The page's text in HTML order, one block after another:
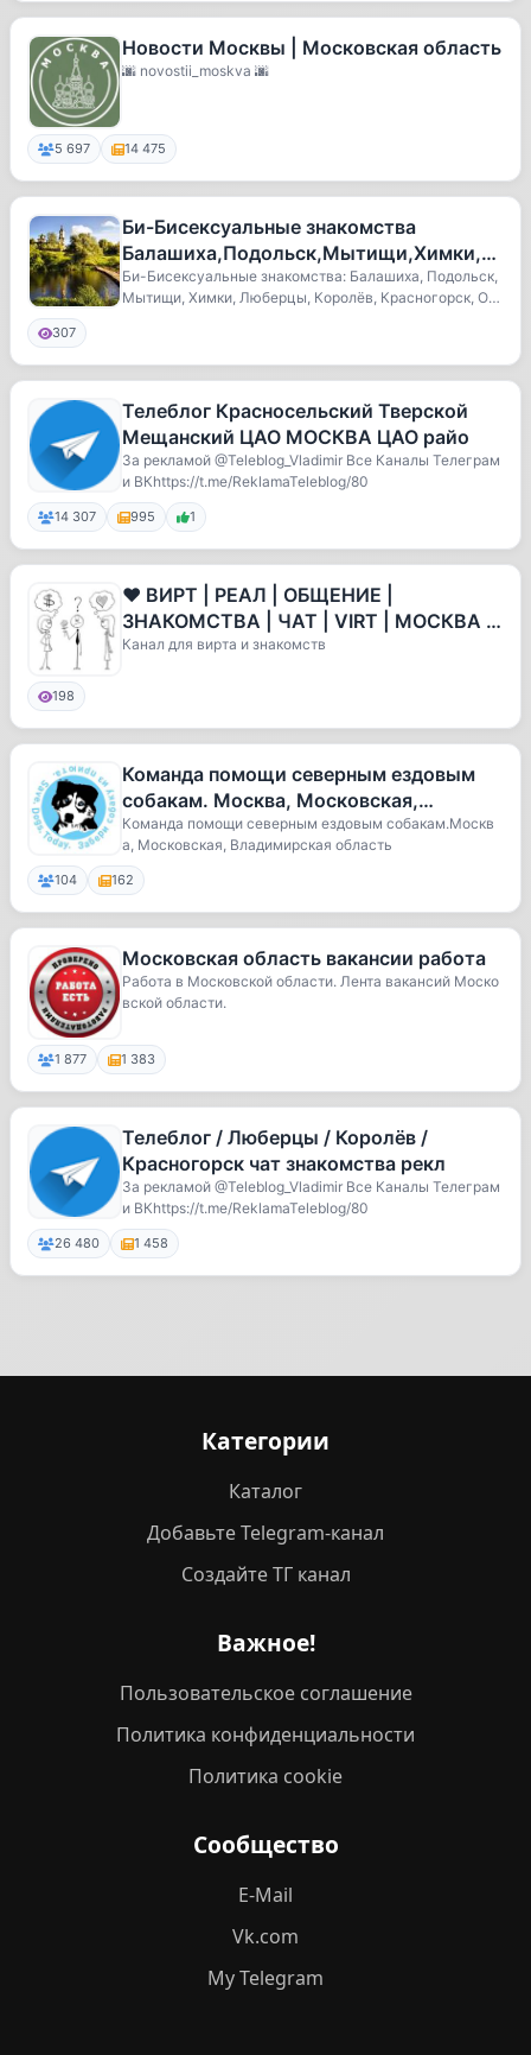
Новости Москвы | Московская область
🌆 novostii_moskva 🌆
5 697 14 475
Би-Бисексуальные знакомства
Балашиха,Подольск,Мытищи,Химки,Л
юберцы,Королёв,Красногорск,Одинцов
о,Домо
Би-Бисексуальные знакомства: Балашиха, Подольск,
Мытищи, Химки, Люберцы, Королёв, Красногорск, О
307
Телеблог Красносельский Тверской
Мещанский ЦАО МОСКВА ЦАО райо
За рекламой @Teleblog_Vladimir Все Каналы Телеграм
и ВКhttps://t.me/ReklamaTeleblog/80
14 307 995 1
❤️ ВИРТ | РЕАЛ | ОБЩЕНИЕ |
ЗНАКОМСТВА | ЧАТ | VIRT | МОСКВА |
Питер
Канал для вирта и знакомств
198
Команда помощи северным ездовым
собакам. Москва, Московская,
Владимирская область
Команда помощи северным ездовым собакам.Москв
а, Московская, Владимирская область
104 162
Московская область вакансии работа
Работа в Московской области. Лента вакансий Моско
вской области.
1 877 1 383
Телеблог / Люберцы / Королёв /
Красногорск чат знакомства рекл
За рекламой @Teleblog_Vladimir Все Каналы Телеграм
и ВКhttps://t.me/ReklamaTeleblog/80
26 480 1 458
Категории
Каталог
Добавьте Telegram-канал
Создайте ТГ канал
Важное!
Пользовательское соглашение
Политика конфиденциальности
Политика cookie
Сообщество
E-Mail
Vk.com
My Telegram